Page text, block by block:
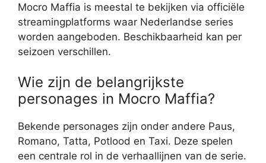
Mocro Maffia is meestal te bekijken via officiële
streamingplatforms waar Nederlandse series
worden aangeboden. Beschikbaarheid kan per
seizoen verschillen.
Wie zijn de belangrijkste
personages in Mocro Maffia?
Bekende personages zijn onder andere Paus,
Romano, Tatta, Potlood en Taxi. Deze spelen
een centrale rol in de verhaallijnen van de serie.